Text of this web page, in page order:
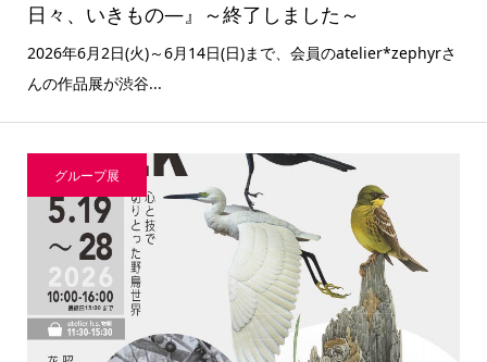
日々、いきもの―』～終了しました～
2026年6月2日(火)～6月14日(日)まで、会員のatelier*zephyrさ
んの作品展が渋谷...
グループ展